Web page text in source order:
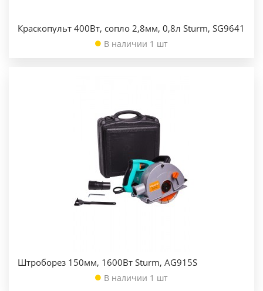
Краскопульт 400Вт, сопло 2,8мм, 0,8л Sturm, SG9641
В наличии 1 шт
Штроборез 150мм, 1600Вт Sturm, AG915S
В наличии 1 шт